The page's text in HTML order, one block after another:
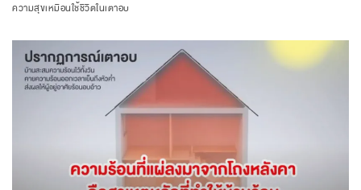
ความสุขเหมือนใช้ชีวิตในเตาอบ